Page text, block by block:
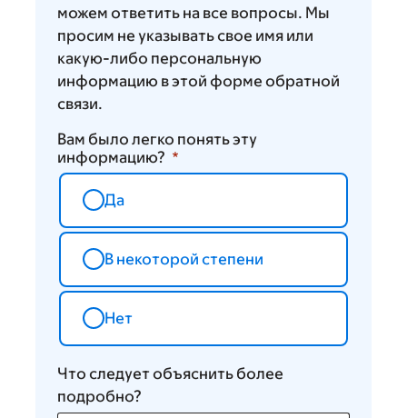
можем ответить на все вопросы. Мы
просим не указывать свое имя или
какую-либо персональную
информацию в этой форме обратной
связи.
Вам было легко понять эту
информацию?
Да
В некоторой степени
Нет
Что следует объяснить более
подробно?